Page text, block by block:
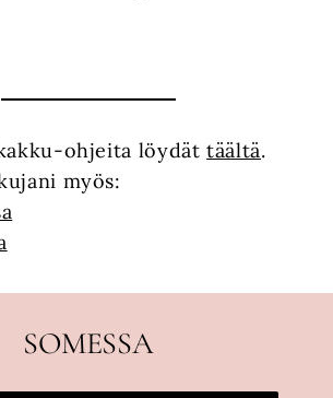
ohjeita löydättäältä.
myös:
SOMESSA